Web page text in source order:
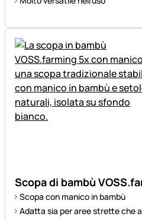
Scopa di bambù
Scopa con manico in bambù
Adatta sia per aree strette che